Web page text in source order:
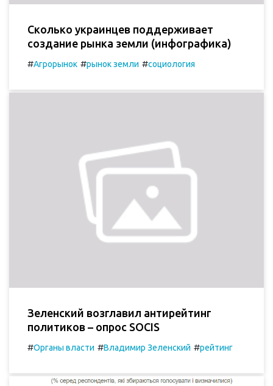
Сколько украинцев поддерживает
создание рынка земли (инфографика)
#Агрорынок #рынок земли #социология
Зеленский возглавил антирейтинг
политиков – опрос SOCIS
#Органы власти #Владимир Зеленский #рейтинг